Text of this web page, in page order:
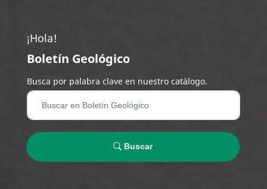
¡Hola!
Boletín Geológico
Busca por palabra clave en nuestro catálogo.
Buscar